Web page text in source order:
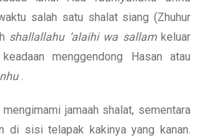
salah satu shalat siang (Zhuhur
shallallahu ‘alaihi wa sallamkeluar
menggendong Hasan atau
jamaah shalat, sementara
di sisi telapak kakinya yang kanan.